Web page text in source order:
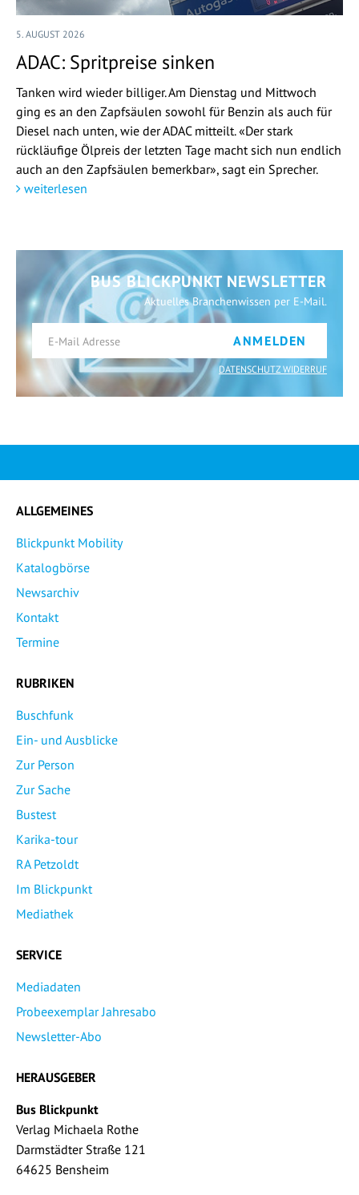
5. AUGUST 2026
ADAC: Spritpreise sinken
Tanken wird wieder billiger. Am Dienstag und Mittwoch
ging es an den Zapfsäulen sowohl für Benzin als auch für
Diesel nach unten, wie der ADAC mitteilt. «Der stark
rückläufige Ölpreis der letzten Tage macht sich nun endlich
auch an den Zapfsäulen bemerkbar», sagt ein Sprecher.
weiterlesen
BUS BLICKPUNKT NEWSLETTER
Aktuelles Branchenwissen per E-Mail.
ANMELDEN
DATENSCHUTZ WIDERRUF
ALLGEMEINES
Blickpunkt Mobility
Katalogbörse
Newsarchiv
Kontakt
Termine
RUBRIKEN
Buschfunk
Ein- und Ausblicke
Zur Person
Zur Sache
Bustest
Karika-tour
RA Petzoldt
Im Blickpunkt
Mediathek
SERVICE
Mediadaten
Probeexemplar Jahresabo
Newsletter-Abo
HERAUSGEBER
Bus Blickpunkt
Verlag Michaela Rothe
Darmstädter Straße 121
64625 Bensheim